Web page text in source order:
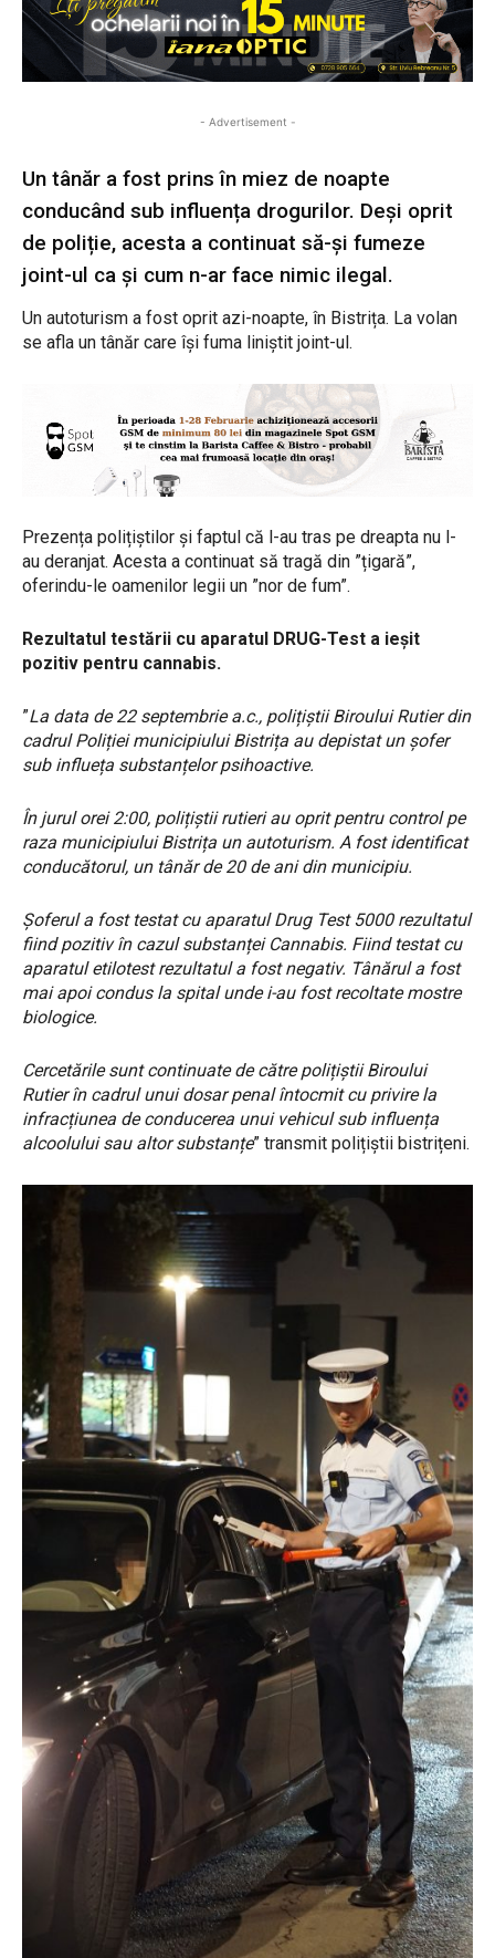
- Advertisement -
Un tânăr a fost prins în miez de noapte
conducând sub influența drogurilor. Deși oprit
de poliție, acesta a continuat să-și fumeze
joint-ul ca și cum n-ar face nimic ilegal.
Un autoturism a fost oprit azi-noapte, în Bistrița. La volan
se afla un tânăr care își fuma liniștit joint-ul.
Prezența polițiștilor și faptul că l-au tras pe dreapta nu l-
au deranjat. Acesta a continuat să tragă din ”țigară”,
oferindu-le oamenilor legii un ”nor de fum”.
Rezultatul testării cu aparatul DRUG-Test a ieșit
pozitiv pentru cannabis.
”La data de 22 septembrie a.c., polițiștii Biroului Rutier din
cadrul Poliției municipiului Bistrița au depistat un șofer
sub influeța substanțelor psihoactive.
În jurul orei 2:00, polițiștii rutieri au oprit pentru control pe
raza municipiului Bistrița un autoturism. A fost identificat
conducătorul, un tânăr de 20 de ani din municipiu.
Șoferul a fost testat cu aparatul Drug Test 5000 rezultatul
fiind pozitiv în cazul substanței Cannabis. Fiind testat cu
aparatul etilotest rezultatul a fost negativ. Tânărul a fost
mai apoi condus la spital unde i-au fost recoltate mostre
biologice.
Cercetările sunt continuate de către polițiștii Biroului
Rutier în cadrul unui dosar penal întocmit cu privire la
infracțiunea de conducerea unui vehicul sub influența
alcoolului sau altor substanțe” transmit polițiștii bistrițeni.